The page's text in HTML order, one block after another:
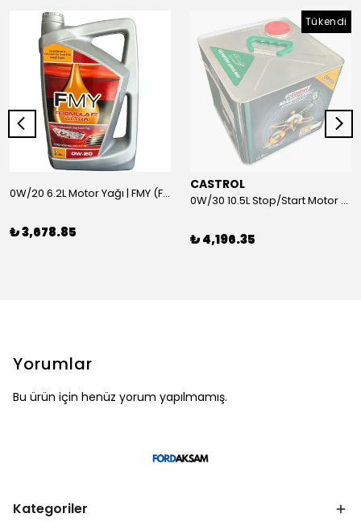
0W/20 6.2L Motor Yağı | FMY (Ford Motor Yağları)
₺ 3,678.85
Tükendi
CASTROL
0W/30 10.5L Stop/Start Motor Yağı | CASTROL
₺ 4,196.35
Yorumlar
Bu ürün için henüz yorum yapılmamış.
Kategoriler